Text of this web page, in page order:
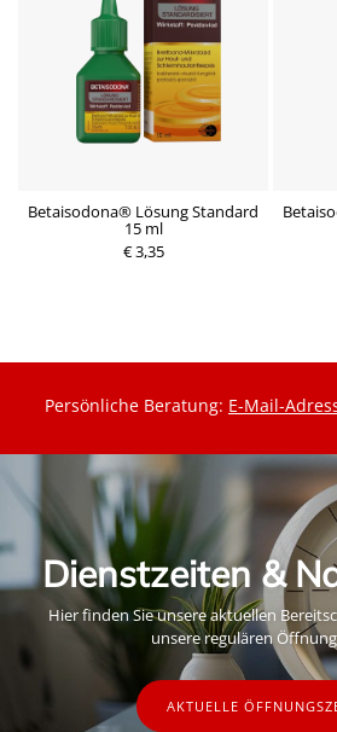
Betaisodona® Lösung Standard
15 ml
€ 3,35
Persönliche Beratung: E-Mail-
Dienstzeiten &
Hier finden Sie unsere aktuellen
unsere regulären
AKTUELLE